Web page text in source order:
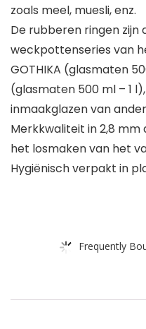
zoals meel, muesli, enz.
De rubberen ringen zijn
weckpottenseries van
GOTHIKA (glasmaten
(glasmaten 500 ml – 1
inmaakglazen van
Merkkwaliteit in 2,8
het losmaken van het
Hygiënisch verpakt in
Frequently